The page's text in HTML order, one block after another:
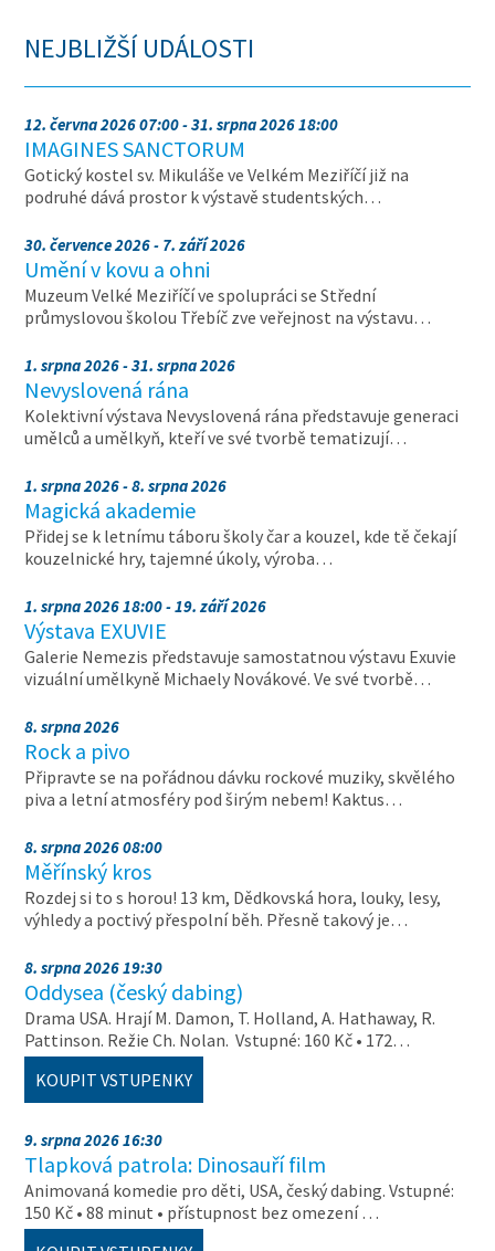
NEJBLIŽŠÍ UDÁLOSTI
12. června 2026 07:00 - 31. srpna 2026 18:00
IMAGINES SANCTORUM
Gotický kostel sv. Mikuláše ve Velkém Meziříčí již na
podruhé dává prostor k výstavě studentských…
30. července 2026 - 7. září 2026
Umění v kovu a ohni
Muzeum Velké Meziříčí ve spolupráci se Střední
průmyslovou školou Třebíč zve veřejnost na výstavu…
1. srpna 2026 - 31. srpna 2026
Nevyslovená rána
Kolektivní výstava Nevyslovená rána představuje generaci
umělců a umělkyň, kteří ve své tvorbě tematizují…
1. srpna 2026 - 8. srpna 2026
Magická akademie
Přidej se k letnímu táboru školy čar a kouzel, kde tě čekají
kouzelnické hry, tajemné úkoly, výroba…
1. srpna 2026 18:00 - 19. září 2026
Výstava EXUVIE
Galerie Nemezis představuje samostatnou výstavu Exuvie
vizuální umělkyně Michaely Novákové. Ve své tvorbě…
8. srpna 2026
Rock a pivo
Připravte se na pořádnou dávku rockové muziky, skvělého
piva a letní atmosféry pod širým nebem! Kaktus…
8. srpna 2026 08:00
Měřínský kros
Rozdej si to s horou! 13 km, Dědkovská hora, louky, lesy,
výhledy a poctivý přespolní běh. Přesně takový je…
8. srpna 2026 19:30
Oddysea (český dabing)
Drama USA. Hrají M. Damon, T. Holland, A. Hathaway, R.
Pattinson. Režie Ch. Nolan. Vstupné: 160 Kč • 172…
KOUPIT VSTUPENKY
9. srpna 2026 16:30
Tlapková patrola: Dinosauří film
Animovaná komedie pro děti, USA, český dabing. Vstupné:
150 Kč • 88 minut • přístupnost bez omezení …